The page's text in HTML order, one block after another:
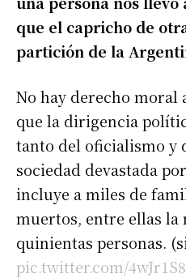
que el capricho de
partición de la
No hay derecho moral
que la dirigencia
tanto del oficialismo y
sociedad devastada
incluye a miles de
muertos, entre ellas la
quinientas personas.
pic.twitter.com/